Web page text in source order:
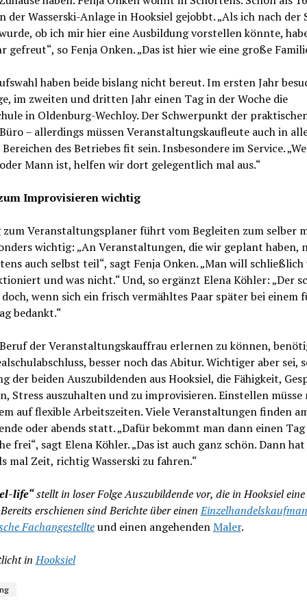
der Wasserski-Anlage in Hooksiel gejobbt. „Als ich nach der
ob ich mir hier eine Ausbildung vorstellen könnte,
gefreut“, so Fenja Onken. „Das ist hier wie eine große
haben beide bislang nicht bereut. Im ersten Jahr
im zweiten und dritten Jahr einen Tag in der Woche die
in Oldenburg-Wechloy. Der Schwerpunkt der
– allerdings müssen Veranstaltungskaufleute auch in
des Betriebes fit sein. Insbesondere im Service.
Mann ist, helfen wir dort gelegentlich mal aus.“
Improvisieren wichtig
zum Veranstaltungsplaner führt vom Begleiten zum selber
wichtig: „An Veranstaltungen, die wir geplant haben,
auch selbst teil“, sagt Fenja Onken. „Man will schließlich
und was nicht.“ Und, so ergänzt Elena Köhler: „Der
wenn sich ein frisch vermähltes Paar später bei einem
bedankt.“
der Veranstaltungskauffrau erlernen zu können,
besser noch das Abitur. Wichtiger aber sei,
der beiden Auszubildenden aus Hooksiel, die Fähigkeit,
Stress auszuhalten und zu improvisieren. Einstellen müsse
auf flexible Arbeitszeiten. Viele Veranstaltungen finden
oder abends statt. „Dafür bekommt man dann einen
frei“, sagt Elena Köhler. „Das ist auch ganz schön. Dann
mal Zeit, richtig Wasserski zu fahren.“
life“stellt in loser Folge Auszubildende vor, die in Hooksiel
erschienen sind Berichte über einen
Fachangestellteund einen angehendenMaler.
in Hooksiel